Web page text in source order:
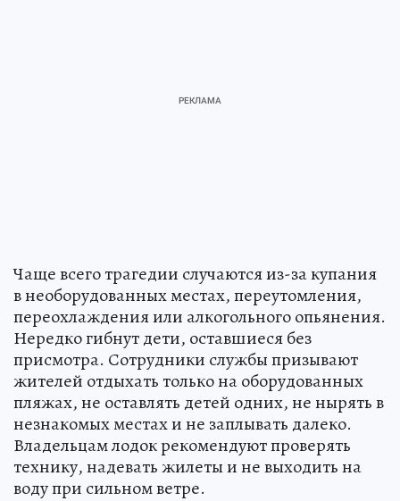
Чаще всего трагедии случаются из-за купания
в необорудованных местах, переутомления,
переохлаждения или алкогольного опьянения.
Нередко гибнут дети, оставшиеся без
присмотра. Сотрудники службы призывают
жителей отдыхать только на оборудованных
пляжах, не оставлять детей одних, не нырять в
незнакомых местах и не заплывать далеко.
Владельцам лодок рекомендуют проверять
технику, надевать жилеты и не выходить на
воду при сильном ветре.